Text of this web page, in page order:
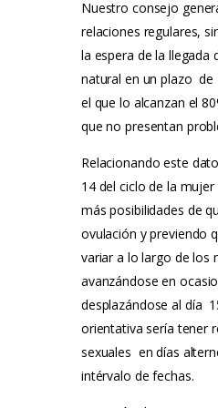
Nuestro consejo
relaciones regulares,
la espera de la llegada
natural en un plazo
el que lo alcanzan el
que no presentan
Relacionando este
14 del ciclo de la
más posibilidades de
ovulación y previendo
variar a lo largo de los
avanzándose en
desplazándose al día
orientativa sería tener
sexuales en días
intérvalo de fechas.